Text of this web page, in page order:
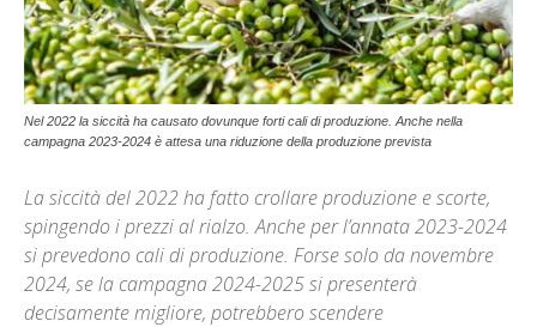
Nel 2022 la siccità ha causato dovunque forti cali di produzione. Anche nella
campagna 2023-2024 è attesa una riduzione della produzione prevista
La siccità del 2022 ha fatto crollare produzione e scorte,
spingendo i prezzi al rialzo. Anche per l’annata 2023-2024
si prevedono cali di produzione. Forse solo da novembre
2024, se la campagna 2024-2025 si presenterà
decisamente migliore, potrebbero scendere